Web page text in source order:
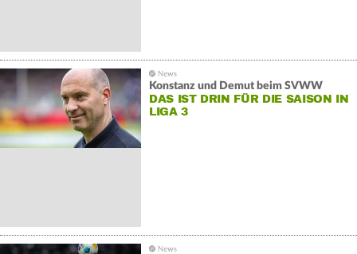
Konstanz und Demut beim SVWW
DAS IST DRIN FÜR DIE SAISON IN
LIGA 3